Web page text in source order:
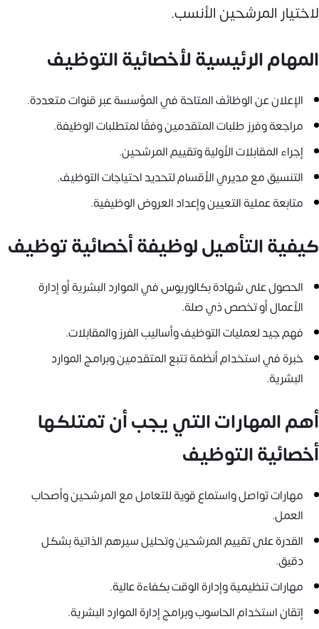
لاختيار المرشحين الأنسب.
المهام الرئيسية لأخصائية التوظيف
الإعلان عن الوظائف المتاحة في المؤسسة عبر قنوات متعددة.
مراجعة وفرز طلبات المتقدمين وفقًا لمتطلبات الوظيفة.
إجراء المقابلات الأولية وتقييم المرشحين.
التنسيق مع مديري الأقسام لتحديد احتياجات التوظيف.
متابعة عملية التعيين وإعداد العروض الوظيفية.
كيفية التأهيل لوظيفة أخصائية توظيف
الحصول على شهادة بكالوريوس في الموارد البشرية أو إدارة
الأعمال أو تخصص ذي صلة.
فهم جيد لعمليات التوظيف وأساليب الفرز والمقابلات.
خبرة في استخدام أنظمة تتبع المتقدمين وبرامج الموارد
البشرية.
أهم المهارات التي يجب أن تمتلكها
أخصائية التوظيف
مهارات تواصل واستماع قوية للتعامل مع المرشحين وأصحاب
العمل.
القدرة على تقييم المرشحين وتحليل سيرهم الذاتية بشكل
دقيق.
مهارات تنظيمية وإدارة الوقت بكفاءة عالية.
إتقان استخدام الحاسوب وبرامج إدارة الموارد البشرية.